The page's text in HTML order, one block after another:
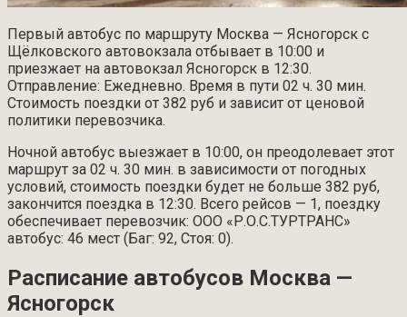
Первый автобус по маршруту Москва — Ясногорск с
Щёлковского автовокзала отбывает в 10:00 и
приезжает на автовокзал Ясногорск в 12:30.
Отправление: Ежедневно. Время в пути 02 ч. 30 мин.
Стоимость поездки от 382 руб и зависит от ценовой
политики перевозчика.
Ночной автобус выезжает в 10:00, он преодолевает этот
маршрут за 02 ч. 30 мин. в зависимости от погодных
условий, стоимость поездки будет не больше 382 руб,
закончится поездка в 12:30. Всего рейсов — 1, поездку
обеспечивает перевозчик: ООО «Р.О.С.ТУРТРАНС»
автобус: 46 мест (Баг: 92, Стоя: 0).
Расписание автобусов Москва —
Ясногорск